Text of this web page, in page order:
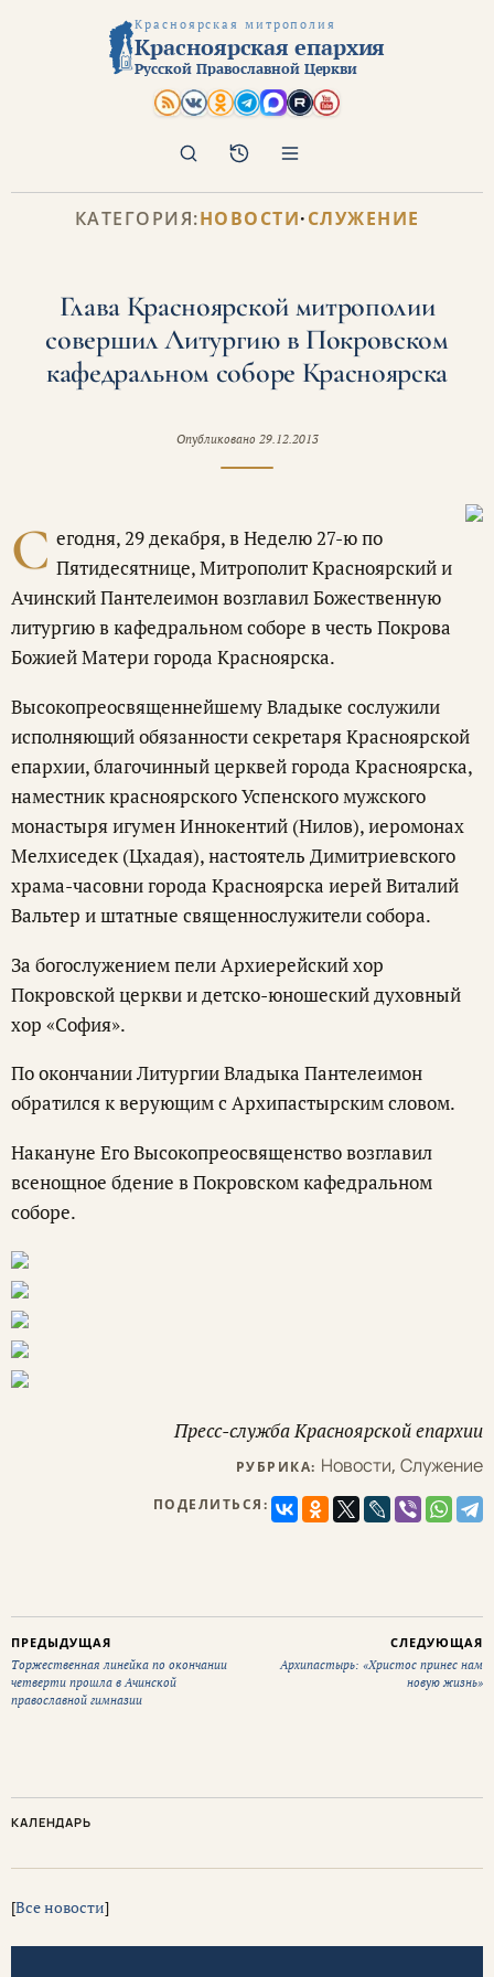
Красноярская митрополия
Красноярская епархия
Русской Православной Церкви
Архив
Поиск
КАТЕГОРИЯ:НОВОСТИ·СЛУЖЕНИЕ
Глава Красноярской митрополии
совершил Литургию в Покровском
кафедральном соборе Красноярска
Опубликовано 29.12.2013
С егодня, 29 декабря, в Неделю 27-ю по
Пятидесятнице, Митрополит Красноярский и
Ачинский Пантелеимон возглавил Божественную
литургию в кафедральном соборе в честь Покрова
Божией Матери города Красноярска.
Высокопреосвященнейшему Владыке сослужили
исполняющий обязанности секретаря Красноярской
епархии, благочинный церквей города Красноярска,
наместник красноярского Успенского мужского
монастыря игумен Иннокентий (Нилов), иеромонах
Мелхиседек (Цхадая), настоятель Димитриевского
храма-часовни города Красноярска иерей Виталий
Вальтер и штатные священнослужители собора.
За богослужением пели Архиерейский хор
Покровской церкви и детско-юношеский духовный
хор «София».
По окончании Литургии Владыка Пантелеимон
обратился к верующим с Архипастырским словом.
Накануне Его Высокопреосвященство возглавил
всенощное бдение в Покровском кафедральном
соборе.
Пресс-служба Красноярской епархии
РУБРИКА: Новости, Служение
ПОДЕЛИТЬСЯ:
ПРЕДЫДУЩАЯ
Торжественная линейка по окончании
четверти прошла в Ачинской
православной гимназии
СЛЕДУЮЩАЯ
Архипастырь: «Христос принес нам
новую жизнь»
КАЛЕНДАРЬ
[Все новости]